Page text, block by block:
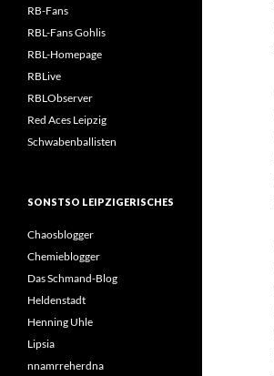
RB-Fans
RBL-Fans Gohlis
RBL-Homepage
RBLive
RBLObserver
Red Aces Leipzig
Schwabenballisten
SONSTSO LEIPZIGERISCHES
Chaosblogger
Chemieblogger
Das Schmand-Blog
Heldenstadt
Henning Uhle
Lipsia
nnamrreherdna